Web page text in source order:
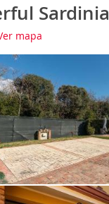
Sardinia
mapa